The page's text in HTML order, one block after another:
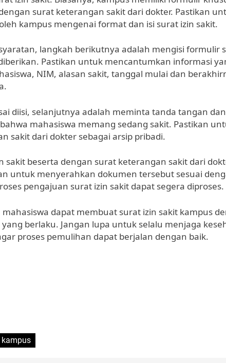
surat keterangan sakit dari dokter. Pastikan
kampus mengenai format dan isi surat izin sakit.
langkah berikutnya adalah mengisi formulir
Pastikan untuk mencantumkan informasi
NIM, alasan sakit, tanggal mulai dan
diisi, selanjutnya adalah meminta tanda tangan
mahasiswa memang sedang sakit. Pastikan
sakit dari dokter sebagai arsip pribadi.
sakit beserta dengan surat keterangan sakit dari
untuk menyerahkan dokumen tersebut sesuai
pengajuan surat izin sakit dapat segera diproses.
dapat membuat surat izin sakit kampus
berlaku. Jangan lupa untuk selalu menjaga
proses pemulihan dapat berjalan dengan baik.